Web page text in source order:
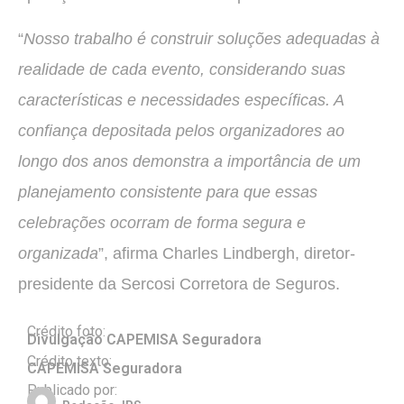
“Nosso trabalho é construir soluções adequadas à
realidade de cada evento, considerando suas
características e necessidades específicas. A
confiança depositada pelos organizadores ao
longo dos anos demonstra a importância de um
planejamento consistente para que essas
celebrações ocorram de forma segura e
organizada”, afirma Charles Lindbergh, diretor-
presidente da Sercosi Corretora de Seguros.
Crédito foto:
Divulgação CAPEMISA Seguradora
Crédito texto:
CAPEMISA Seguradora
Publicado por: